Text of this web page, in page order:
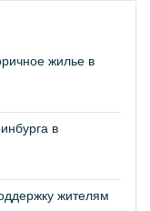
жилье в
в
жителям